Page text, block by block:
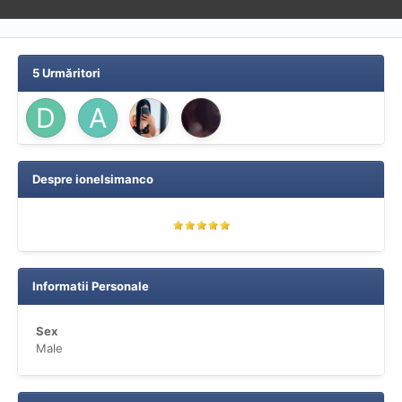
5 Urmăritori
Despre ionelsimanco
Informatii Personale
Sex
Male